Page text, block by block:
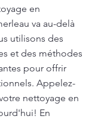
en
va au-delà
utilisons des
et des méthodes
pour offrir
Appelez-
nettoyage en
En